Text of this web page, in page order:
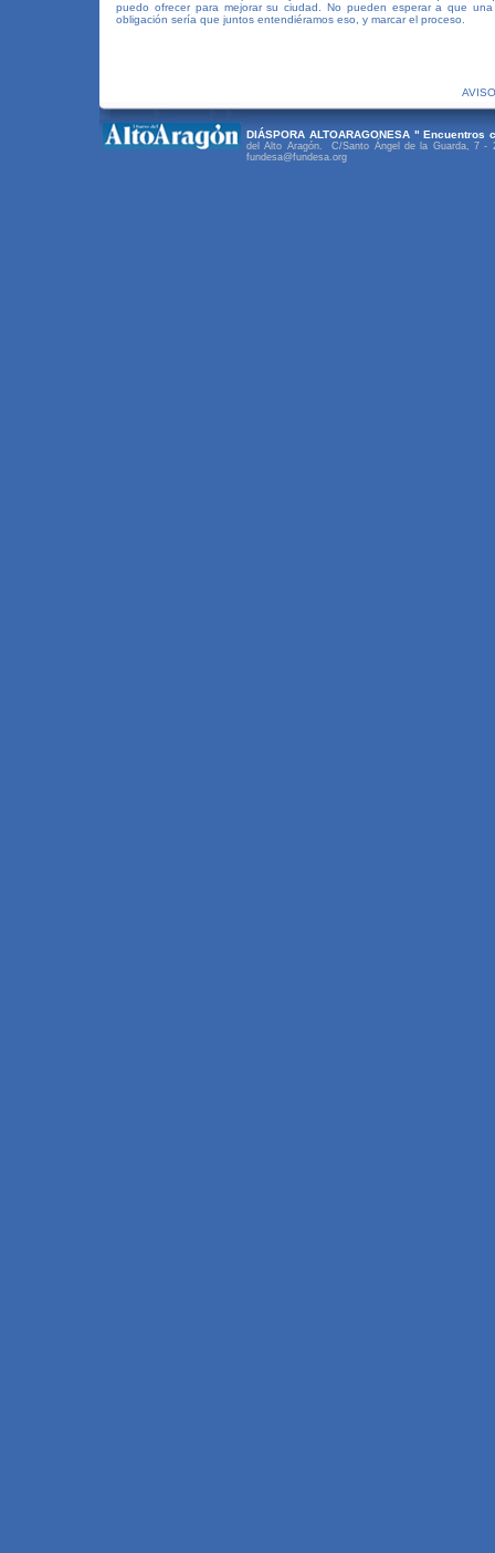
puedo ofrecer para mejorar su ciudad. No pueden esperar a que
obligación sería que juntos entendiéramos eso, y marcar el proceso.
DIÁSPORA ALTOARAGONESA " Encuentros
del Alto Aragón.
C/Santo Ángel de la Guarda, 7
fundesa@fundesa.org